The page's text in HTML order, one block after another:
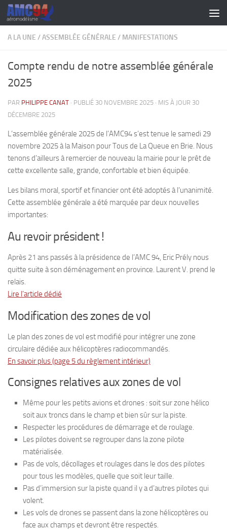
Skip to content
A LA UNE /ASSEMBLÉE GÉNÉRALE / MANIFESTATIONS
Compte rendu de notre assemblée générale
2025
PAR PHILIPPE CANAT · PUBLIÉ 30 NOVEMBRE 2025 · MIS À JOUR 30
DÉCEMBRE 2025
L’assemblée générale 2025 de l’AMC94 s’est tenue le samedi 29
novembre 2025 à la Maison pour Tous de La Queue en Brie. Nous
tenons d’ailleurs à remercier de nouveau la mairie pour le prêt de
cette excellente salle, grande, confortable et bien équipée.
Les bilans moral, sportif et financier ont été adoptés à l’unanimité.
Cette assemblée générale a été marquée par deux nouvelles
importantes:
Au revoir président !
Après 21 ans passés à la présidence de l’AMC 94, Eric Prély nous
quitte suite à son déménagement en province. Laurent V. prend le
relais.
Lire l’article dédié
Modification des zones de vol
Le plan des zones de vol est modifié pour intégrer une zone
circulaire dédiée aux hélicoptères radiocommandés.
En savoir plus (page 5 du règlement intérieur)
Consignes relatives aux zones de vol
Même pour les petits avions et drones : soit sur zone hélico
soit aux troncs dans le champ et bien sûr sur la piste.
Respecter les procédures de démarrage et de roulage.
Les pilotes doivent se regrouper dans la zone pilote
matérialisée.
Pas de vols, décollages et roulages dans le dos des pilotes
pour tous les modèles, quelle que soit leur taille.
Pas d’immersion sur la piste quand il y a d’autres pilotes qui
volent.
Les vols de drones se passent dans la zone hélicoptères ou
face aux champs et devront être respectés.